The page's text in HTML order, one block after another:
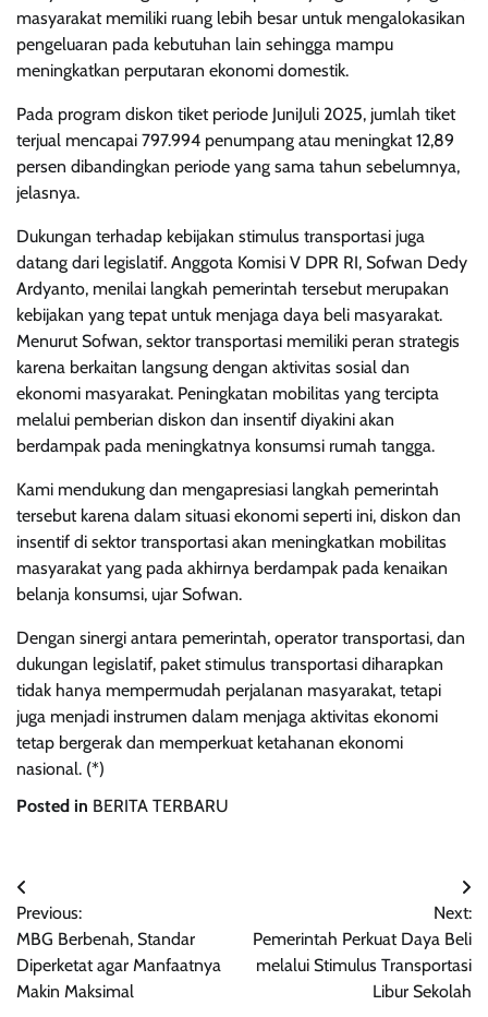
masyarakat memiliki ruang lebih besar untuk mengalokasikan
pengeluaran pada kebutuhan lain sehingga mampu
meningkatkan perputaran ekonomi domestik.
Pada program diskon tiket periode JuniJuli 2025, jumlah tiket
terjual mencapai 797.994 penumpang atau meningkat 12,89
persen dibandingkan periode yang sama tahun sebelumnya,
jelasnya.
Dukungan terhadap kebijakan stimulus transportasi juga
datang dari legislatif. Anggota Komisi V DPR RI, Sofwan Dedy
Ardyanto, menilai langkah pemerintah tersebut merupakan
kebijakan yang tepat untuk menjaga daya beli masyarakat.
Menurut Sofwan, sektor transportasi memiliki peran strategis
karena berkaitan langsung dengan aktivitas sosial dan
ekonomi masyarakat. Peningkatan mobilitas yang tercipta
melalui pemberian diskon dan insentif diyakini akan
berdampak pada meningkatnya konsumsi rumah tangga.
Kami mendukung dan mengapresiasi langkah pemerintah
tersebut karena dalam situasi ekonomi seperti ini, diskon dan
insentif di sektor transportasi akan meningkatkan mobilitas
masyarakat yang pada akhirnya berdampak pada kenaikan
belanja konsumsi, ujar Sofwan.
Dengan sinergi antara pemerintah, operator transportasi, dan
dukungan legislatif, paket stimulus transportasi diharapkan
tidak hanya mempermudah perjalanan masyarakat, tetapi
juga menjadi instrumen dalam menjaga aktivitas ekonomi
tetap bergerak dan memperkuat ketahanan ekonomi
nasional. (*)
Posted in BERITA TERBARU
Navigasi
pos
Previous:
MBG Berbenah, Standar
Diperketat agar Manfaatnya
Makin Maksimal
Next:
Pemerintah Perkuat Daya Beli
melalui Stimulus Transportasi
Libur Sekolah